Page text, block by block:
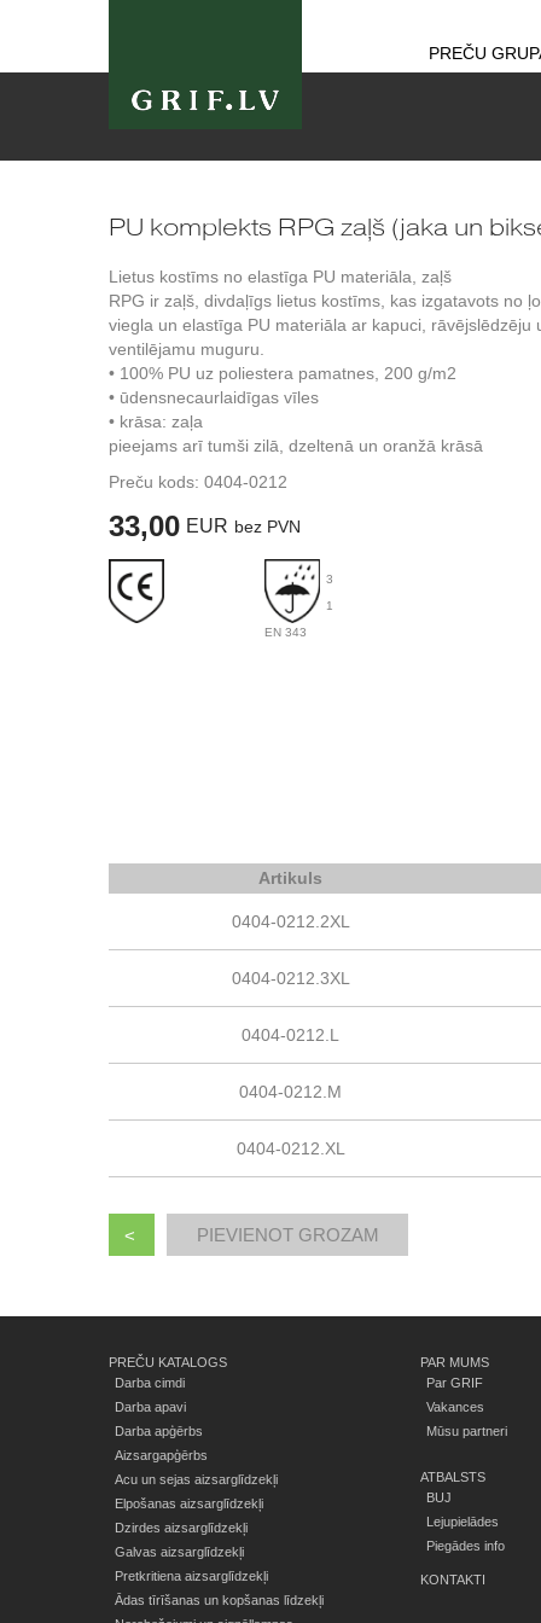
PREČU
PU komplekts RPG zaļš (jaka un
Lietus kostīms no elastīga PU materiāla, zaļš
RPG ir zaļš, divdaļīgs lietus kostīms, kas izgatavots no
viegla un elastīga PU materiāla ar kapuci, rāvējslēdzēju
ventilējamu muguru.
• 100% PU uz poliestera pamatnes, 200 g/m2
• ūdensnecaurlaidīgas vīles
• krāsa: zaļa
pieejams arī tumši zilā, dzeltenā un oranžā krāsā
Preču kods: 0404-0212
33,00 EUR bez PVN
3
1
EN 343
Artikuls
0404-0212.2XL
0404-0212.3XL
0404-0212.L
0404-0212.M
0404-0212.XL
<
PREČU KATALOGS
Darba cimdi
Darba apavi
Darba apģērbs
Aizsargapģērbs
Acu un sejas aizsarglīdzekļi
Elpošanas aizsarglīdzekļi
Dzirdes aizsarglīdzekļi
Galvas aizsarglīdzekļi
Pretkritiena aizsarglīdzekļi
Ādas tīrīšanas un kopšanas līdzekļi
PAR MUMS
Par GRIF
Vakances
Mūsu partneri
ATBALSTS
BUJ
Lejupielādes
Piegādes info
KONTAKTI